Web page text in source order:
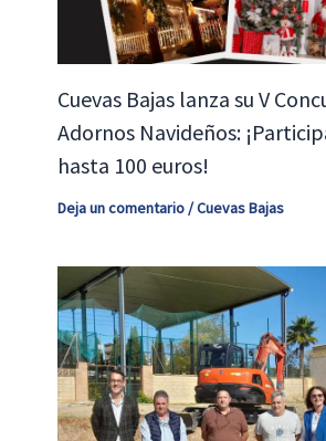
Cuevas Bajas lanza su V
Adornos Navideños:
hasta 100 euros!
Deja un comentario/Cuevas Bajas